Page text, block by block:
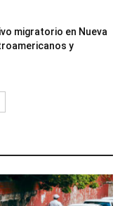
migratorio en Nueva
y